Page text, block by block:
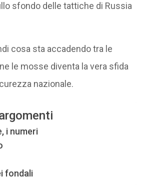
sfondo delle tattiche di Russia
cosa sta accadendo tra le
le mosse diventa la vera sfida
nazionale.
i numeri
fondali